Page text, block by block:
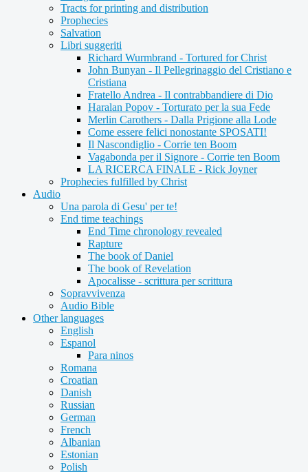
Tracts for printing and distribution
Prophecies
Salvation
Libri suggeriti
Richard Wurmbrand - Tortured for Christ
John Bunyan - Il Pellegrinaggio del Cristiano e
Cristiana
Fratello Andrea - Il contrabbandiere di Dio
Haralan Popov - Torturato per la sua Fede
Merlin Carothers - Dalla Prigione alla Lode
Come essere felici nonostante SPOSATI!
Il Nascondiglio - Corrie ten Boom
Vagabonda per il Signore - Corrie ten Boom
LA RICERCA FINALE - Rick Joyner
Prophecies fulfilled by Christ
Audio
Una parola di Gesu' per te!
End time teachings
End Time chronology revealed
Rapture
The book of Daniel
The book of Revelation
Apocalisse - scrittura per scrittura
Sopravvivenza
Audio Bible
Other languages
English
Espanol
Para ninos
Romana
Croatian
Danish
Russian
German
French
Albanian
Estonian
Polish